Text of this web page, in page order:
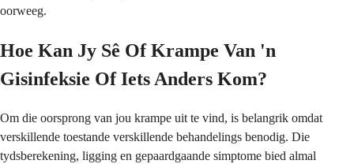
oorweeg.
Hoe Kan Jy Sê Of Krampe Van 'n
Gisinfeksie Of Iets Anders Kom?
Om die oorsprong van jou krampe uit te vind, is belangrik omdat
verskillende toestande verskillende behandelings benodig. Die
tydsberekening, ligging en gepaardgaande simptome bied almal